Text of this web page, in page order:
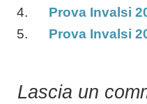
Prova Invalsi
Prova Invalsi
Lascia un